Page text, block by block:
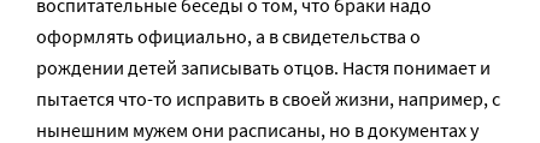
оформлять официально, а в свидетельства о
рождении детей записывать отцов. Настя понимает и
пытается что-то исправить в своей жизни, например, с
нынешним мужем они расписаны, но в документах у